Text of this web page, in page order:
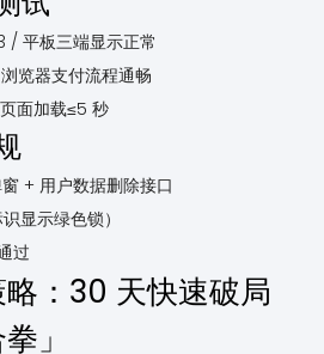
平板三端显示正常
览器支付流程通畅
面加载≤5 秒
+ 用户数据删除接口
显示绿色锁）
过
：30 天快速破局
」